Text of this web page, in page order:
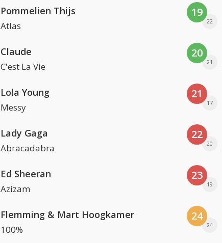
Pommelien Thijs
Atlas
Claude
C'est La Vie
Lola Young
Messy
Lady Gaga
Abracadabra
Ed Sheeran
Azizam
Flemming & Mart Hoogkamer
100%
19
22
20
21
21
17
22
20
23
19
24
24